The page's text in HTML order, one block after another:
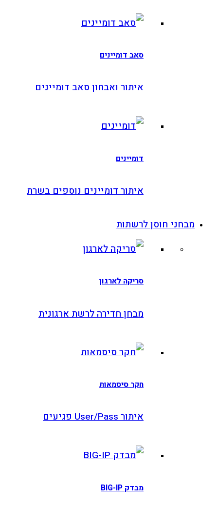
סאב דומיינים
איתור ואבחון סאב דומיינים
דומיינים
איתור דומיינים נוספים בשרת
חוסן לרשתות
סריקה לארגון
מבחן חדירה לרשת ארגונית
חקר סיסמאות